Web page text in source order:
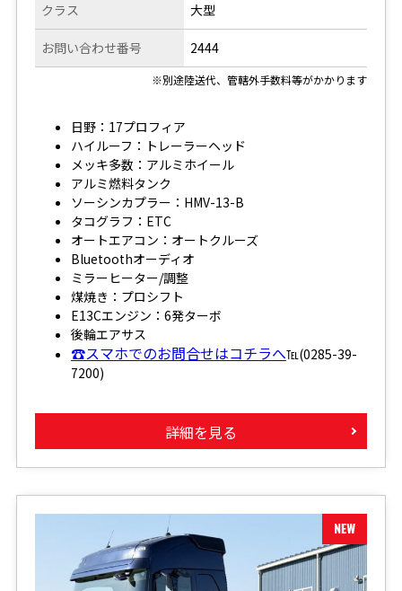
クラス
お問い合わせ番号
大型
2444
※別途陸送代、管轄外手数料等がかかります
日野：17プロフィア
ハイルーフ：トレーラーヘッド
メッキ多数：アルミホイール
アルミ燃料タンク
ソーシンカプラー：HMV-13-B
タコグラフ：ETC
オートエアコン：オートクルーズ
Bluetoothオーディオ
ミラーヒーター/調整
煤焼き：プロシフト
E13Cエンジン：6発ターボ
後輪エアサス
☎スマホでのお問合せはコチラへ℡(0285-39-
7200)
詳細を見る